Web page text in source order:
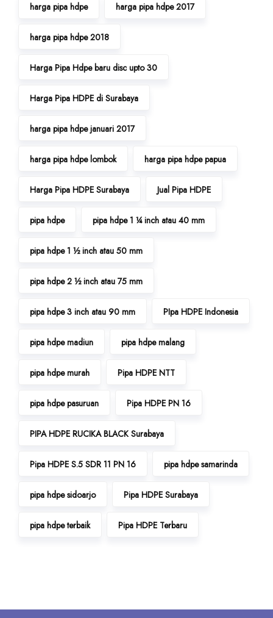
harga pipa hdpe harga pipa hdpe 2017
harga pipa hdpe 2018
Harga Pipa Hdpe baru disc upto 30
Harga Pipa HDPE di Surabaya
harga pipa hdpe januari 2017
harga pipa hdpe lombok harga pipa hdpe papua
Harga Pipa HDPE Surabaya Jual Pipa HDPE
pipa hdpe pipa hdpe 1 ¼ inch atau 40 mm
pipa hdpe 1 ½ inch atau 50 mm
pipa hdpe 2 ½ inch atau 75 mm
pipa hdpe 3 inch atau 90 mm PIpa HDPE Indonesia
pipa hdpe madiun pipa hdpe malang
pipa hdpe murah Pipa HDPE NTT
pipa hdpe pasuruan Pipa HDPE PN 16
PIPA HDPE RUCIKA BLACK Surabaya
Pipa HDPE S.5 SDR 11 PN 16 pipa hdpe samarinda
pipa hdpe sidoarjo Pipa HDPE Surabaya
pipa hdpe terbaik Pipa HDPE Terbaru